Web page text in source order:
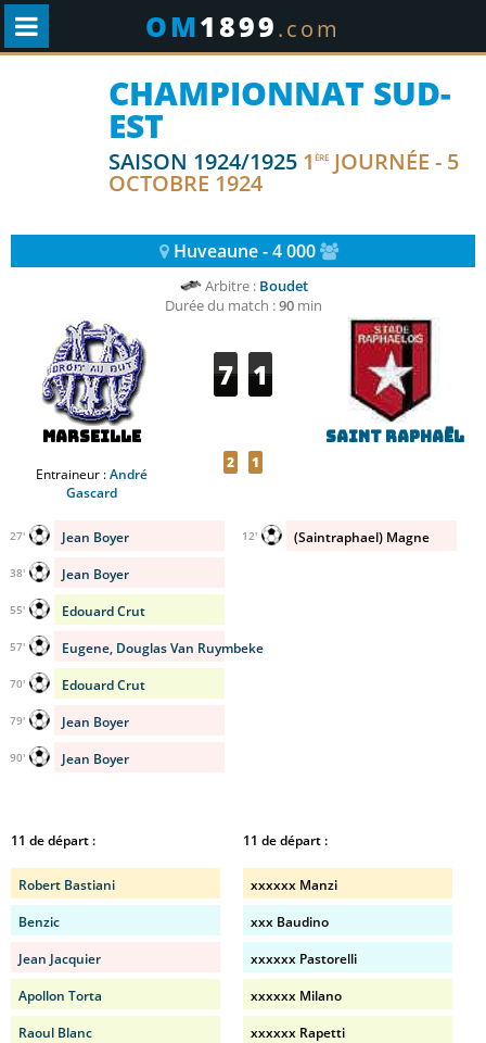
OM1899.com
CHAMPIONNAT SUD-
EST
SAISON 1924/1925 1 ÈRE JOURNÉE - 5
OCTOBRE 1924
Huveaune - 4 000
Arbitre : Boudet
Durée du match :90min
Marseille
Entraineur :André
Gascard
7 1
2 1
Saint Raphaël
Jean Boyer
27'
Jean Boyer
38'
Edouard Crut
55'
Eugene, Douglas Van Ruymbeke
57'
Edouard Crut
70'
Jean Boyer
79'
Jean Boyer
90'
(Saintraphael) Magne
12'
11 de départ :
Robert Bastiani
Benzic
Jean Jacquier
Apollon Torta
Raoul Blanc
11 de départ :
xxxxxx Manzi
xxx Baudino
xxxxxx Pastorelli
xxxxxx Milano
xxxxxx Rapetti